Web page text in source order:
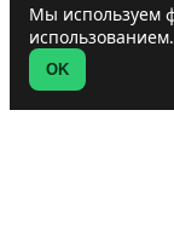
Мы используем
использованием.
OK